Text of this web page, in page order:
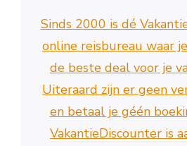
Sinds 2000 is dé
online reisbureau waar
de beste deal voor je
Uiteraard zijn er geen
en betaal je géén
VakantieDiscounter is